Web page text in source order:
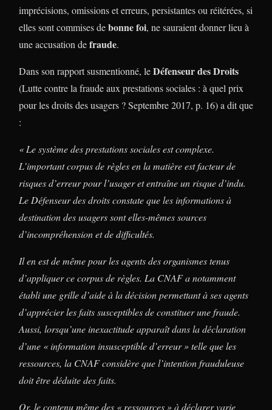
imprécisions, omissions et erreurs, persistantes ou réitérées, si
elles sont commises debonne foi, ne sauraient donner lieu à
une accusation defraude.
Dans son rapport susmentionné, leDéfenseur des Droits
(Lutte contre la fraude aux prestations sociales : à quel prix
pour les droits des usagers ? Septembre 2017, p. 16) a dit que
:
« Le système des prestations sociales est complexe.
L’important corpus de règles en la matière est facteur de
risques d’erreur pour l’usager et entraîne un risque d’indu.
Le Défenseur des droits constate que les informations à
destination des usagers sont elles-mêmes sources
d’incompréhension et de difficultés.
Il en est de même pour les agents des organismes tenus
d’appliquer ce corpus de règles. La CNAF a notamment
établi une grille d’aide à la décision permettant à ses agents
d’apprécier les faits susceptibles de constituer une fraude.
Aussi, lorsqu’une inexactitude apparaît dans la déclaration
d’une « information insusceptible d’erreur » telle que les
ressources, la CNAF considère que l’intention frauduleuse
doit être déduite des faits.
Or, le contenu même des « ressources » à déclarer varie